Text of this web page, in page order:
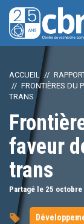
ACCUEIL
FRONTIÈRES DU
TRANS
faveur
trans
Partagé le 25 octobre